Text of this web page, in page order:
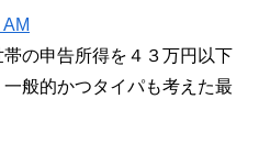
の申告所得を４３万円以下
般的かつタイパも考えた最